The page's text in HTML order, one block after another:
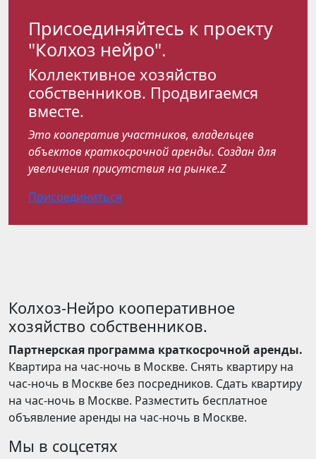
Присоединяйтесь к проекту
"Колхоз нейро".
Коллективное хозяйство
собственников. Продвигаемся
вместе.
Это кооператив участников, владельцев
объектов краткосрочной аренды. Создан для
увеличения присутствия на рынке.Z
Присоединиться
Колхоз-Нейро кооперативное
хозяйство собственников.
Партнерская программа краткосрочной аренды.
Квартира на час-ночь в Москве. Снять квартиру на
час-ночь в Москве без посредников. Сдать квартиру
на час-ночь в Москве. Разместить бесплатное
объявление аренды на час-ночь в Москве.
Мы в соцсетях